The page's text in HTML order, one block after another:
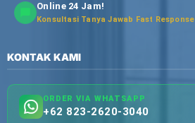
Online 24 Jam!
Konsultasi Tanya Jawab Fast Response
KONTAK KAMI
ORDER VIA WHATSAPP
+62 823-2620-3040